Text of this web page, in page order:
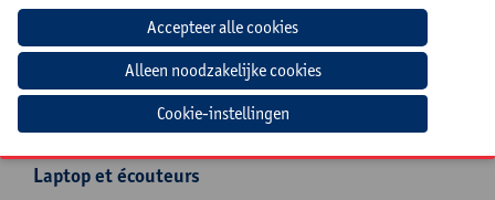
Jouw bijdrage: 132 EUR.
Inlichtingen bij: Carolyn Smout, 03 265 29 73,
carolyn.smout@uantwerpen.be
Mee te brengen door cursist
Laptop et écouteurs
Cookie-instellingen